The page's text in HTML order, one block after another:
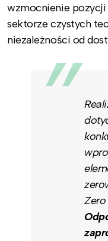
wzmocnienie
sektorze czystych
niezależności od